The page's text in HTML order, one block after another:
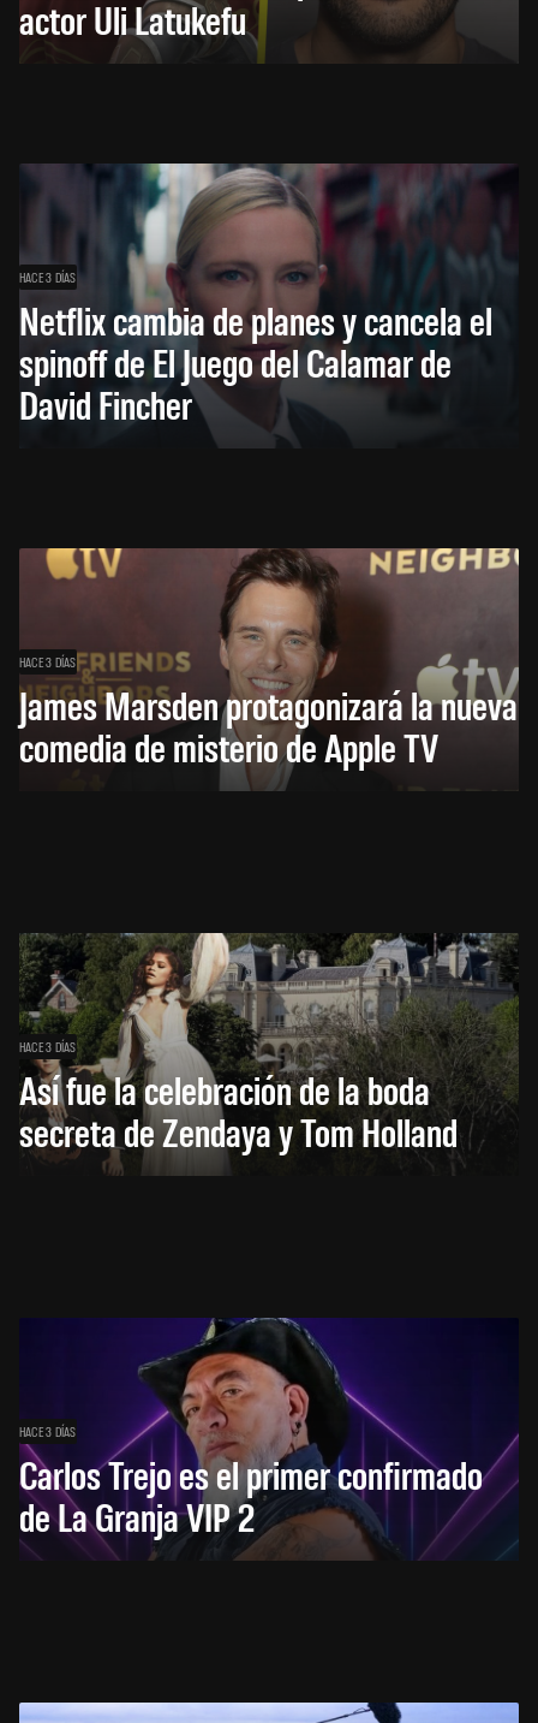
actor Uli Latukefu
HACE 3 DÍAS
Netflix cambia de planes y cancela el
spinoff de El Juego del Calamar de
David Fincher
HACE 3 DÍAS
James Marsden protagonizará la nueva
comedia de misterio de Apple TV
HACE 3 DÍAS
Así fue la celebración de la boda
secreta de Zendaya y Tom Holland
HACE 3 DÍAS
Carlos Trejo es el primer confirmado
de La Granja VIP 2